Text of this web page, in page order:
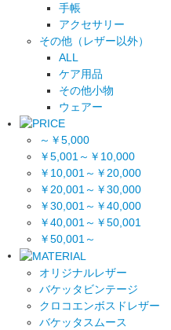
手帳
アクセサリー
その他（レザー以外）
ALL
ケア用品
その他小物
ウェアー
～￥5,000
￥5,001～￥10,000
￥10,001～￥20,000
￥20,001～￥30,000
￥30,001～￥40,000
￥40,001～￥50,001
￥50,001～
オリジナルレザー
バケッタビンテージ
クロコエンボスドレザー
バケッタスムース